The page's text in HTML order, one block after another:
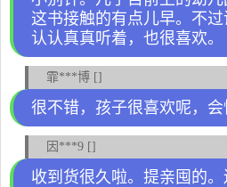
这书接触的有点儿早。不
认认真真听着，也很喜欢。
霏***博 []
很不错，孩子很喜欢呢，
因***9 []
收到货很久啦。提亲囤的